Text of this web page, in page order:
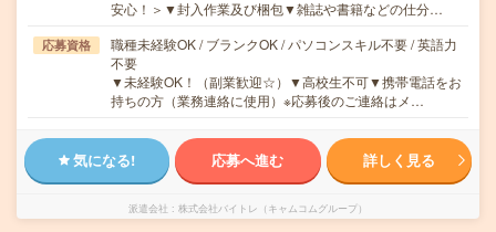
安心！＞▼封入作業及び梱包▼雑誌や書籍などの仕分…
応募資格
職種未経験OK / ブランクOK / パソコンスキル不要 / 英語力
不要
▼未経験OK！（副業歓迎☆）▼高校生不可▼携帯電話をお
持ちの方（業務連絡に使用）※応募後のご連絡はメ…
気になる! 応募へ進む 詳しく見る
派遣会社 株式会社バイトレ（キャムコムグループ）